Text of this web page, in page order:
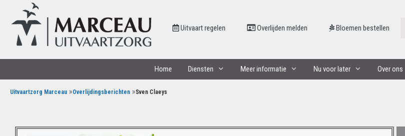
Uitvaart regelen Overlijden melden Bloemen bestellen
Home Diensten Meer informatie Nu voor later Over ons
Uitvaartzorg Marceau »Overlijdingsberichten »Sven Claeys